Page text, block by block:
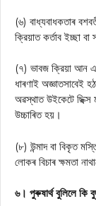
(৬) বাধ্যবাধকতাৰ
ক্রিয়াত কর্তাব ইচ্ছা বা
(৭) ভাবজ ক্রিয়া আন
ধাৰণাই অজ্ঞাতসাবেই
অৱস্থাত উইকেটে ছিক্স
উচ্চাৰিত হয়।
(৮) উন্মাদ বা বিকৃত
লোকৰ বিচাৰ ক্ষমতা
৬। পুৰুষাৰ্থ বুলিলে কি